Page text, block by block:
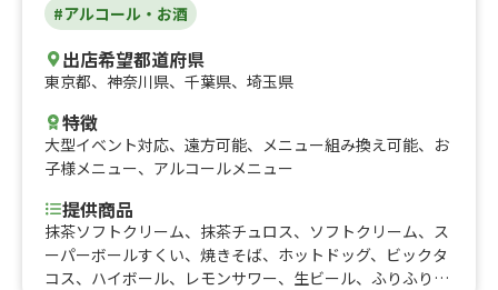
#アルコール・お酒
出店希望都道府県
東京都、 神奈川県、 千葉県、 埼玉県
特徴
大型イベント対応、 遠方可能、 メニュー組み換え可能、 お
子様メニュー、 アルコールメニュー
提供商品
抹茶ソフトクリーム、抹茶チュロス、ソフトクリーム、ス
ーパーボールすくい、焼きそば、ホットドッグ、ビックタ
コス、ハイボール、レモンサワー、生ビール、ふりふりポ